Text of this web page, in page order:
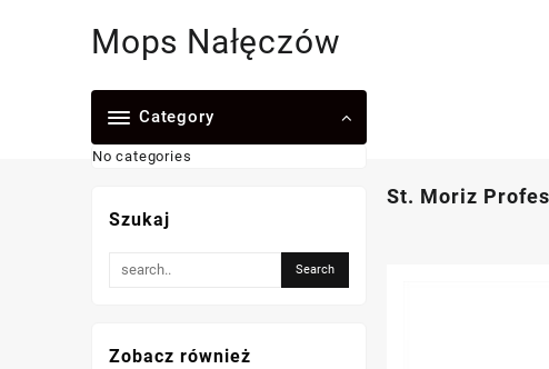
Mops Nałęczów
Category
No categories
St. Moriz
Szukaj
Zobacz również